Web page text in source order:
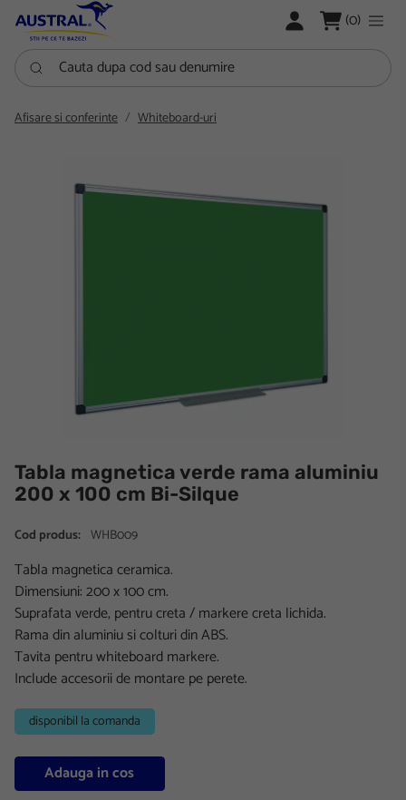
LOGARE (0)
Cauta dupa cod sau denumire
Afisare si conferinte Whiteboard-uri
Tabla magnetica verde rama aluminiu
200 x 100 cm Bi-Silque
Cod produs: WHB009
Tabla magnetica ceramica.
Dimensiuni: 200 x 100 cm.
Suprafata verde, pentru creta / markere creta lichida.
Rama din aluminiu si colturi din ABS.
Tavita pentru whiteboard markere.
Include accesorii de montare pe perete.
disponibil la comanda
Adauga in cos